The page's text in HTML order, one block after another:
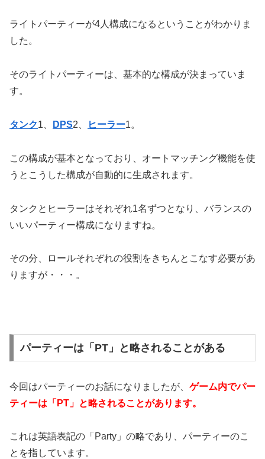
ライトパーティーが4人構成になるということがわかりま
した。
そのライトパーティーは、基本的な構成が決まっていま
す。
タンク1、 DPS2、 ヒーラー1。
この構成が基本となっており、オートマッチング機能を使
うとこうした構成が自動的に生成されます。
タンクとヒーラーはそれぞれ1名ずつとなり、バランスの
いいパーティー構成になりますね。
その分、ロールそれぞれの役割をきちんとこなす必要があ
りますが・・・。
パーティーは「PT」と略されることがある
今回はパーティーのお話になりましたが、 ゲーム内でパー
ティーは「PT」と略されることがあります。
これは英語表記の「Party」の略であり、パーティーのこ
とを指しています。